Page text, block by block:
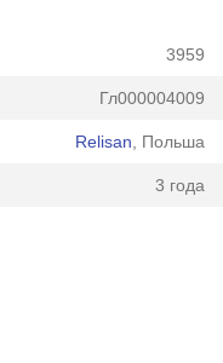
3959
Гл000004009
Relisan , Польша
3 года